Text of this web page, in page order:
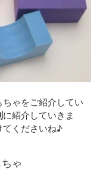
ゃをご紹介してい
に紹介していきま
てくださいね♪
ゃ